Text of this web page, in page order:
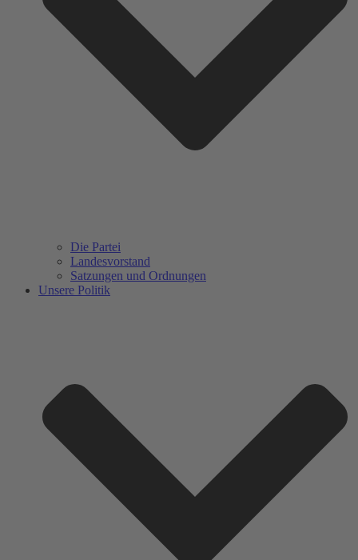
Die Partei
Landesvorstand
Satzungen und Ordnungen
Unsere Politik